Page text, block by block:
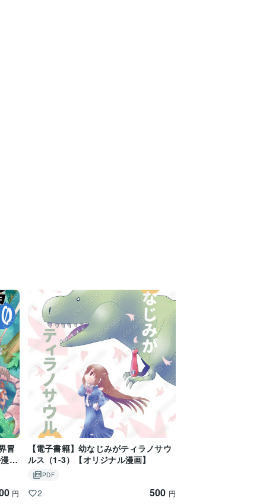
冒
円
【電子書籍】幼なじみがティラノサウ
ルス（1-3）【オリジナル漫画】
PDF
2 500 円